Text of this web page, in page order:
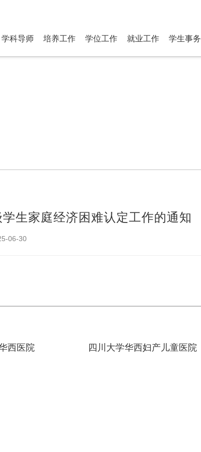
学科导师 培养工作 学位工作 就业工作 学生事务
生家庭经济困难认定工作的通知
06-30
西医院 四川大学华西妇产儿童医院